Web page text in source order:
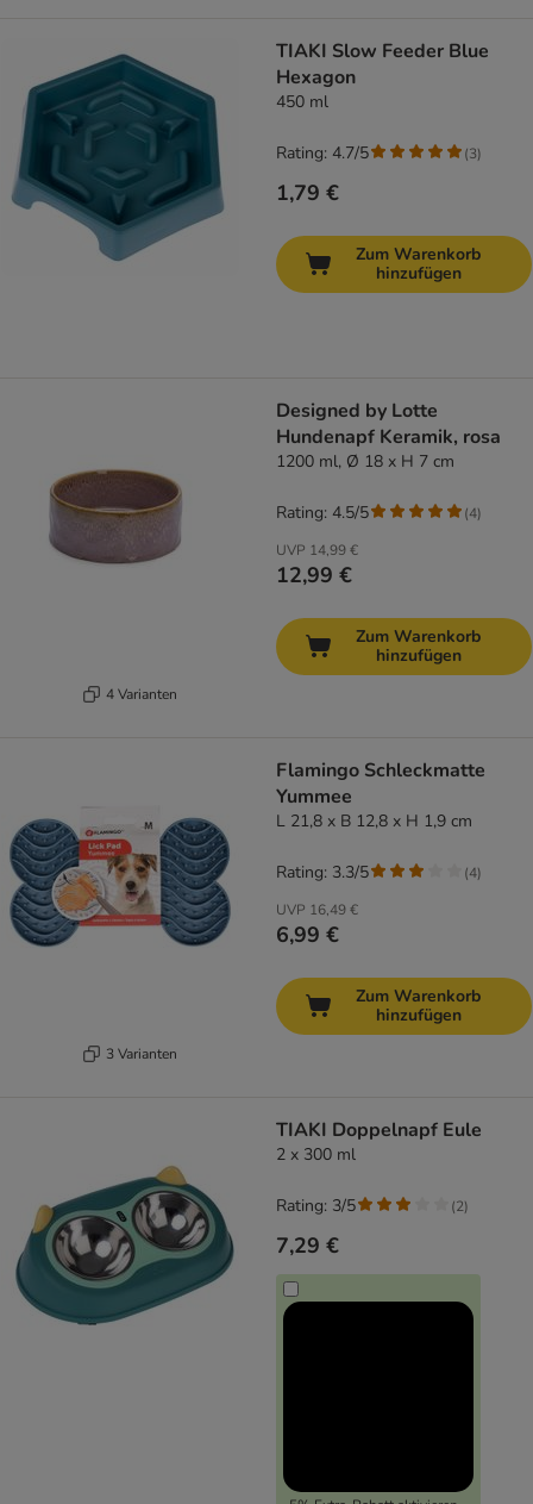
TIAKI Slow Feeder Blue
Hexagon
450 ml
1,79 €
Rating: 4.7/5 (3)
Zum Warenkorb
hinzufügen
4 Varianten
Designed by Lotte
Hundenapf Keramik, rosa
1200 ml, Ø 18 x H 7 cm
UVP 14,99 €
12,99 €
Rating: 4.5/5 (4)
Zum Warenkorb
hinzufügen
3 Varianten
Flamingo Schleckmatte
Yummee
L 21,8 x B 12,8 x H 1,9 cm
UVP 16,49 €
6,99 €
Rating: 3.3/5 (4)
Zum Warenkorb
hinzufügen
TIAKI Doppelnapf Eule
2 x 300 ml
7,29 €
Rating: 3/5 (2)